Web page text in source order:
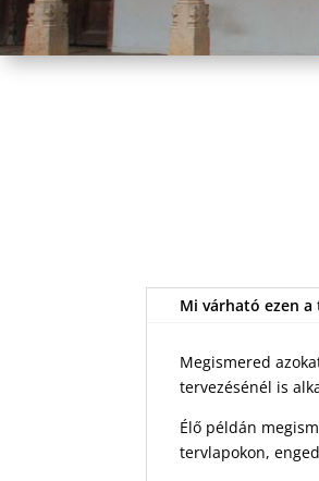
Mi várható ezen
Megismered
tervezésénél is
Élő példán
tervlapokon,